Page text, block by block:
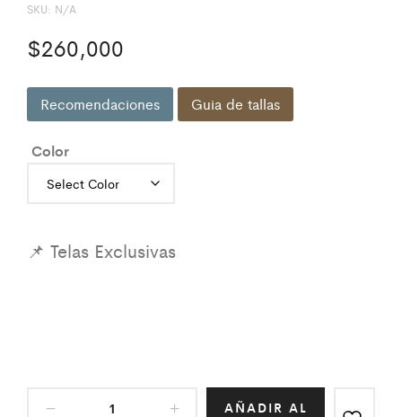
SKU: N/A
$260,000
Recomendaciones Guia de tallas
Color
AÑADIR AL